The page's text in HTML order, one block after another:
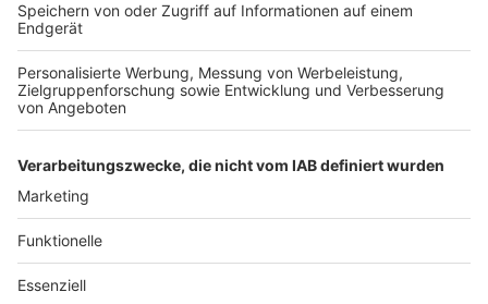
Der Bestellprozess ist mit Hilfe eines SSL-
SERVICE HOTLINE
SHOP SERVICE